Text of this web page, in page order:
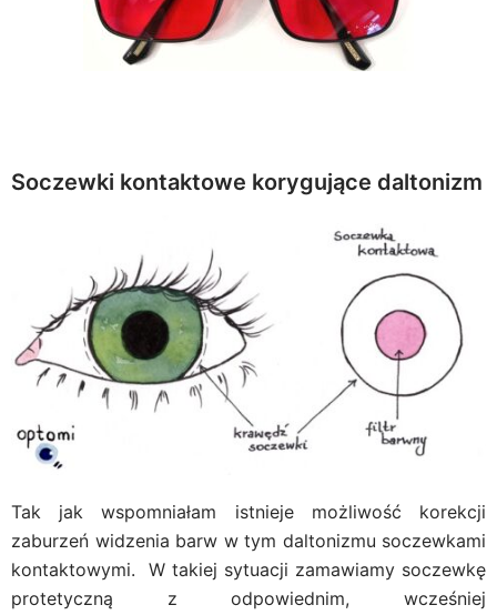
Soczewki kontaktowe korygujące daltonizm
Tak jak wspomniałam istnieje możliwość korekcji
zaburzeń widzenia barw w tym daltonizmu soczewkami
kontaktowymi. W takiej sytuacji zamawiamy soczewkę
protetyczną z odpowiednim, wcześniej